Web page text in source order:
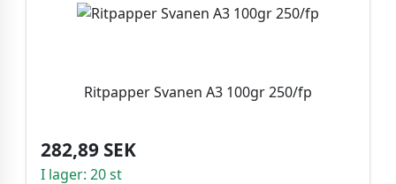
Ritpapper Svanen A3 100gr 250/fp
282,89 SEK
I lager: 20 st